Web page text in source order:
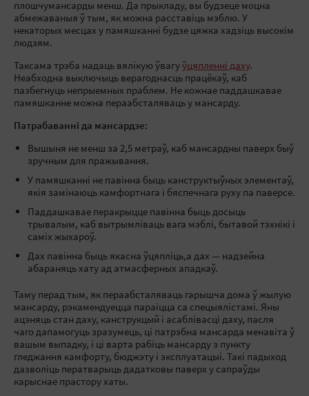
плошчумансарды менш. Да прыкладу, вы будзеце моцна
абмежаваныя ў тым, як можна расставіць мэблю. У
некаторых месцах у памяшканні будзе цяжка хадзіць высокім
людзям.
Таксама трэба надаць вялікую ўвагу ўцяпленні даху.
Неабходна выключыць верагоднасць працёкаў, каб
пазбегнуць непрыемных праблем. Не кожнае паддашкавае
памяшканне можна пераабсталяваць у мансарду.
Патрабаванні да мансардзе:
Вышыня не менш за 2,5 метраў, каб мансардны паверх быў
зручным для пражывання.
У памяшканні не павінна быць канструктыўных элементаў,
якія замінаюць камфортнага і бяспечнага руху па паверсе.
Паддашкавае перакрыцце павінна быць досыць
трывалым, каб вытрымліваць вага мэблі, бытавой тэхнікі і
саміх жыхароў.
Дах павінна быць якасна ўцяпліць,а дах — надзейна
абараняць хату ад атмасферных ападкаў.
Таму перад тым, як пераабсталяваць гарышча дома ў жылую
мансарду, рэкамендуецца параіцца са спецыялістамі. Яны
ацэняць стан даху, канструкцый і асаблівасці даху, пасля
чаго дапамогуць зразумець, ці патрэбна мансарда менавіта ў
вашым выпадку, і ці варта рабіць мансарду з пункту
гледжання камфорту, бюджэту і эксплуатацыі. Такі падыход
дазволіць ператварыць дадатковы паверх у сапраўды
карыснае прастору хаты.